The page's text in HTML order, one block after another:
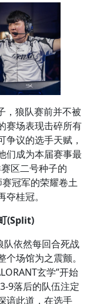
，狼队赛前并不被
赛场表现击碎所有
议的选手天赋，
们成为本届赛事最
区二号种子的
冠军的荣耀卷土
桂冠。
(Split)
队依然每回合死战
场馆为之震颤。
玄学”开始
9落后的队伍注定
谙此道，在选手